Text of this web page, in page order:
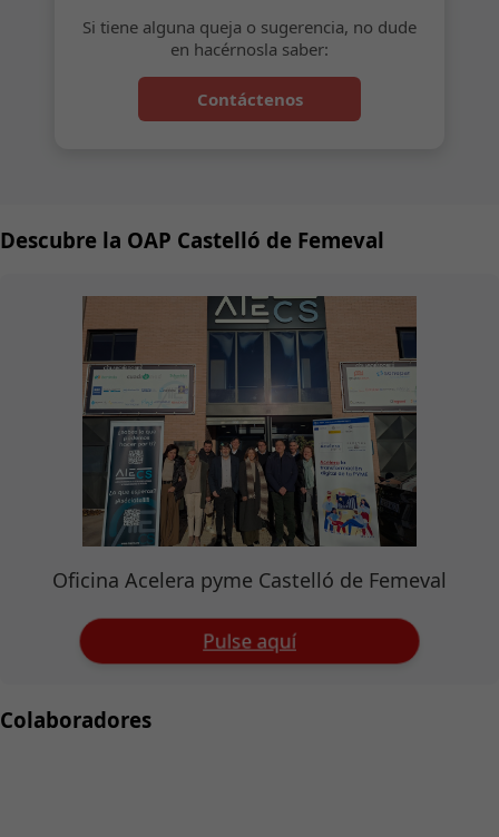
Si tiene alguna queja o sugerencia, no dude
en hacérnosla saber:
Contáctenos
Descubre la OAP Castelló de Femeval
Oficina Acelera pyme Castelló de Femeval
Pulse aquí
Colaboradores